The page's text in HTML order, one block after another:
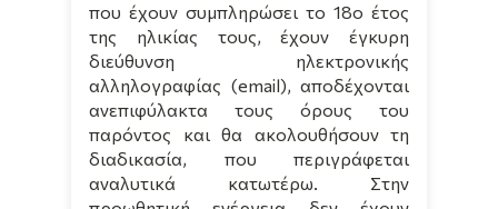
που έχουν συμπληρώσει το 18ο έτος
της ηλικίας τους, έχουν έγκυρη
διεύθυνση ηλεκτρονικής
αλληλογραφίας (email), αποδέχονται
ανεπιφύλακτα τους όρους του
παρόντος και θα ακολουθήσουν τη
διαδικασία, που περιγράφεται
αναλυτικά κατωτέρω. Στην